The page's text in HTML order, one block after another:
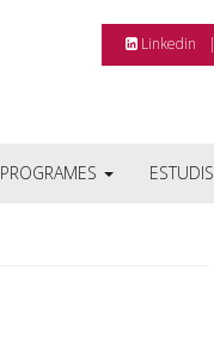
Linkedin
PROGRAMES ESTUDIS